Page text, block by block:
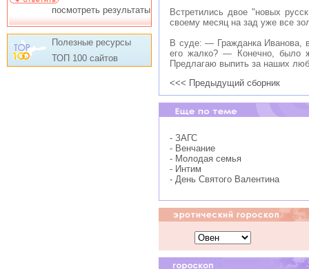
посмотреть результаты
Полезные ресурсы
ТОП 100 сайтов
Встретились двое "новых
своему месяц на зад уже все
В суде: — Гражданка Иванова,
его жалко? — Конечно, было
Предлагаю выпить за наших
<<< Предыдущий сборник
- ЗАГС
- Венчание
- Молодая семья
- Интим
- День Святого Валентина